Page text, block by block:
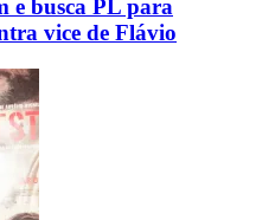
e busca PL para
vice de Flávio